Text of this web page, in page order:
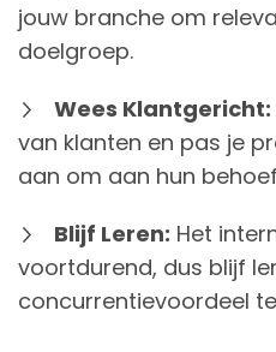
jouw branche om
doelgroep.
Wees Klantgericht:
van klanten en pas je
aan om aan hun
Blijf Leren: Het
voortdurend, dus blijf
concurrentievoordeel